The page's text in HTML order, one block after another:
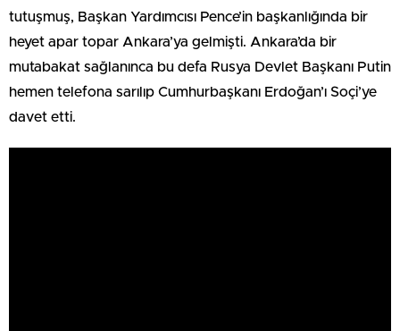
tutuşmuş, Başkan Yardımcısı Pence’in başkanlığında bir
heyet apar topar Ankara’ya gelmişti. Ankara’da bir
mutabakat sağlanınca bu defa Rusya Devlet Başkanı Putin
hemen telefona sarılıp Cumhurbaşkanı Erdoğan’ı Soçi’ye
davet etti.